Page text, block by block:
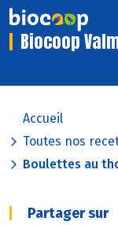
Biocoop
Accueil
Toutes nos
Boulettes au
Partager sur